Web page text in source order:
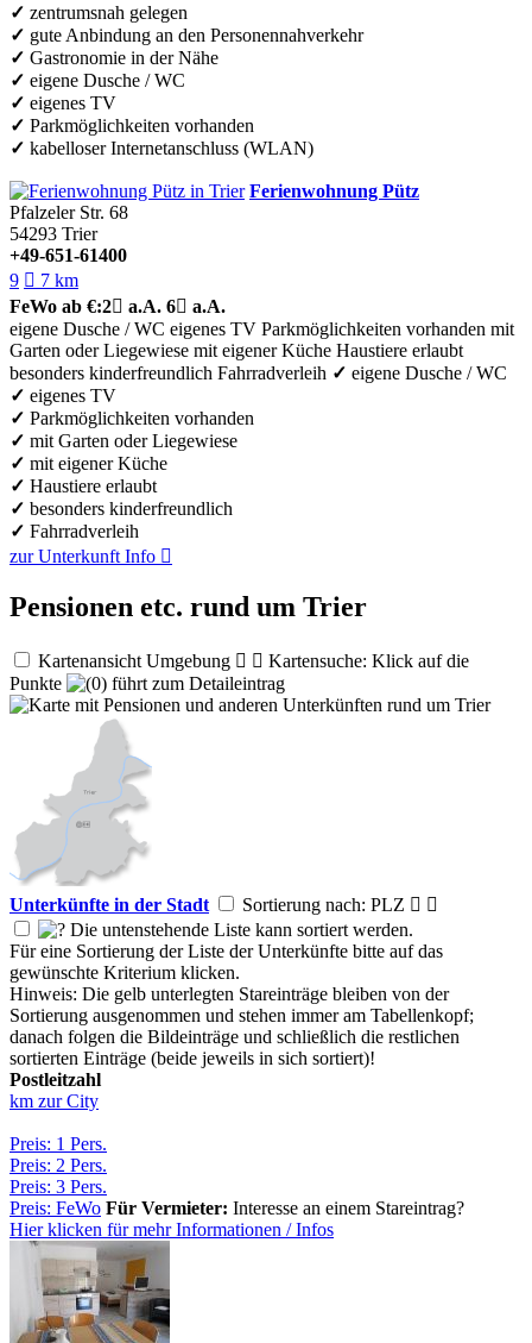
✓ zentrumsnah gelegen
✓ gute Anbindung an den Personennahverkehr
✓ Gastronomie in der Nähe
✓ eigene Dusche / WC
✓ eigenes TV
✓ Parkmöglichkeiten vorhanden
✓ kabelloser Internetanschluss (WLAN)
Ferienwohnung Pütz
Pfalzeler Str. 68
54293 Trier
+49-651-61400
9  7 km
FeWo ab €:2 a.A. 6 a.A.
eigene Dusche / WC eigenes TV Parkmöglichkeiten vorhanden mit
Garten oder Liegewiese mit eigener Küche Haustiere erlaubt
besonders kinderfreundlich Fahrradverleih ✓ eigene Dusche / WC
✓ eigenes TV
✓ Parkmöglichkeiten vorhanden
✓ mit Garten oder Liegewiese
✓ mit eigener Küche
✓ Haustiere erlaubt
✓ besonders kinderfreundlich
✓ Fahrradverleih
zur Unterkunft Info 
Pensionen etc. rund um Trier
Kartenansicht Umgebung   Kartensuche: Klick auf die
Punkte
führt zum Detaileintrag
Unterkünfte in der Stadt Sortierung nach: PLZ  
Die untenstehende Liste kann sortiert werden.
Für eine Sortierung der Liste der Unterkünfte bitte auf das
gewünschte Kriterium klicken.
Hinweis: Die gelb unterlegten Stareinträge bleiben von der
Sortierung ausgenommen und stehen immer am Tabellenkopf;
danach folgen die Bildeinträge und schließlich die restlichen
sortierten Einträge (beide jeweils in sich sortiert)!
Postleitzahl
km zur City
Preis: 1 Pers.
Preis: 2 Pers.
Preis: 3 Pers.
Preis: FeWo Für Vermieter: Interesse an einem Stareintrag?
Hier klicken für mehrInformationen /Infos